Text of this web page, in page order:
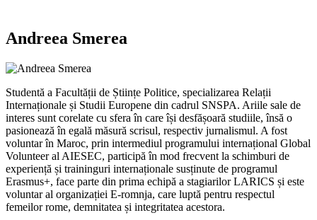
Andreea Smerea
Studentă a Facultății de Științe Politice, specializarea Relații
Internaționale și Studii Europene din cadrul SNSPA. Ariile sale de
interes sunt corelate cu sfera în care își desfășoară studiile, însă o
pasionează în egală măsură scrisul, respectiv jurnalismul. A fost
voluntar în Maroc, prin intermediul programului internațional Global
Volunteer al AIESEC, participă în mod frecvent la schimburi de
experiență și traininguri internaționale susținute de programul
Erasmus+, face parte din prima echipă a stagiarilor LARICS și este
voluntar al organizației E-romnja, care luptă pentru respectul
femeilor rome, demnitatea și integritatea acestora.